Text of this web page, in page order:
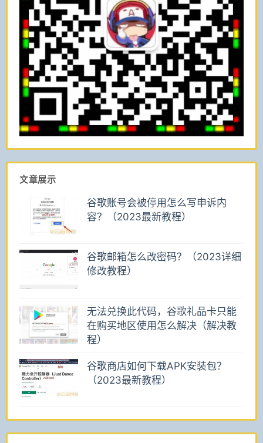
文章展示
谷歌账号会被停用怎么写申诉内
容？（2023最新教程）
谷歌邮箱怎么改密码？（2023详细
修改教程）
无法兑换此代码，谷歌礼品卡只能
在购买地区使用怎么解决（解决教
程）
谷歌商店如何下载APK安装包？
（2023最新教程）